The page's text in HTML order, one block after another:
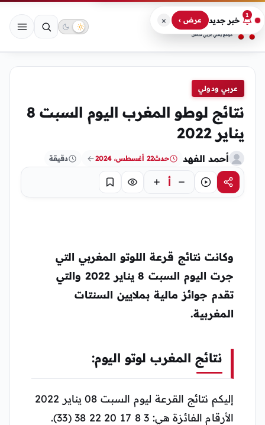
عربي ودولي
نتائج لوطو المغرب اليوم السبت 8
يناير 2022
أحمد الفهد حدث22 أغسطس، 2024 دقيقة
مشاركةاستماع أ تركيز حفظ
وكانت نتائج قرعة اللوتو المغربي التي
جرت اليوم السبت 8 يناير 2022 والتي
تقدم جوائز مالية بملايين السنتات
المغربية.
نتائج المغرب لوتو اليوم:
إليكم نتائج القرعة ليوم السبت 08 يناير 2022
الأرقام الفائزة هي: 3 8 17 20 22 38 (33).
1
خبر جديد عرض › ×